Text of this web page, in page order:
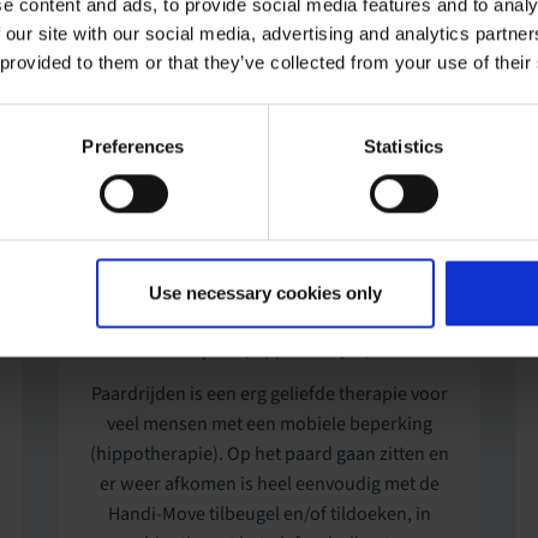
site with our social media, advertising and analytics
to them or that they’ve collected from your use of
Preferences Statistics
Use necessary cookies only
Paardrijden (hippotherapie)
Paardrijden is een erg geliefde therapie voor
veel mensen met een mobiele beperking
(hippotherapie). Op het paard gaan zitten en
er weer afkomen is heel eenvoudig met de
Handi-Move tilbeugel en/of tildoeken, in